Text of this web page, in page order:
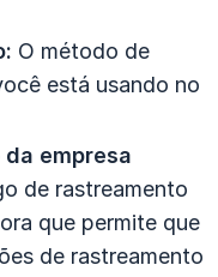
O método de
está usando no
empresa
de rastreamento
que permite que
de rastreamento